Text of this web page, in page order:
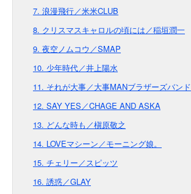
7. 浪漫飛行／米米CLUB
8. クリスマスキャロルの頃には／稲垣潤一
9. 夜空ノムコウ／SMAP
10. 少年時代／井上陽水
11. それが大事／大事MANブラザーズバンド
12. SAY YES／CHAGE AND ASKA
13. どんな時も／槇原敬之
14. LOVEマシーン／モーニング娘。
15. チェリー／スピッツ
16. 誘惑／GLAY